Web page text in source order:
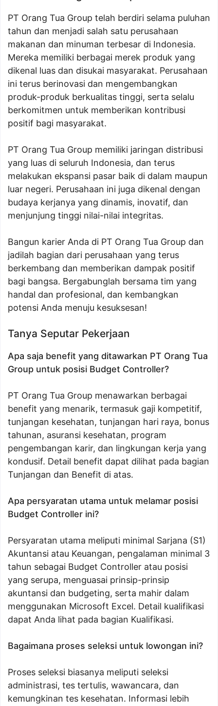
PT Orang Tua Group telah berdiri selama puluhan
tahun dan menjadi salah satu perusahaan
makanan dan minuman terbesar di Indonesia.
Mereka memiliki berbagai merek produk yang
dikenal luas dan disukai masyarakat. Perusahaan
ini terus berinovasi dan mengembangkan
produk-produk berkualitas tinggi, serta selalu
berkomitmen untuk memberikan kontribusi
positif bagi masyarakat.
PT Orang Tua Group memiliki jaringan distribusi
yang luas di seluruh Indonesia, dan terus
melakukan ekspansi pasar baik di dalam maupun
luar negeri. Perusahaan ini juga dikenal dengan
budaya kerjanya yang dinamis, inovatif, dan
menjunjung tinggi nilai-nilai integritas.
Bangun karier Anda di PT Orang Tua Group dan
jadilah bagian dari perusahaan yang terus
berkembang dan memberikan dampak positif
bagi bangsa. Bergabunglah bersama tim yang
handal dan profesional, dan kembangkan
potensi Anda menuju kesuksesan!
Tanya Seputar Pekerjaan
Apa saja benefit yang ditawarkan PT Orang Tua
Group untuk posisi Budget Controller?
PT Orang Tua Group menawarkan berbagai
benefit yang menarik, termasuk gaji kompetitif,
tunjangan kesehatan, tunjangan hari raya, bonus
tahunan, asuransi kesehatan, program
pengembangan karir, dan lingkungan kerja yang
kondusif. Detail benefit dapat dilihat pada bagian
Tunjangan dan Benefit di atas.
Apa persyaratan utama untuk melamar posisi
Budget Controller ini?
Persyaratan utama meliputi minimal Sarjana (S1)
Akuntansi atau Keuangan, pengalaman minimal 3
tahun sebagai Budget Controller atau posisi
yang serupa, menguasai prinsip-prinsip
akuntansi dan budgeting, serta mahir dalam
menggunakan Microsoft Excel. Detail kualifikasi
dapat Anda lihat pada bagian Kualifikasi.
Bagaimana proses seleksi untuk lowongan ini?
Proses seleksi biasanya meliputi seleksi
administrasi, tes tertulis, wawancara, dan
kemungkinan tes kesehatan. Informasi lebih